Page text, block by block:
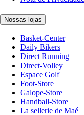
Nossas lojas
Basket-Center
Daily Bikers
Direct Running
Direct-Volley
Espace Golf
Foot-Store
Galope-Store
Handball-Store
La sellerie de Maé